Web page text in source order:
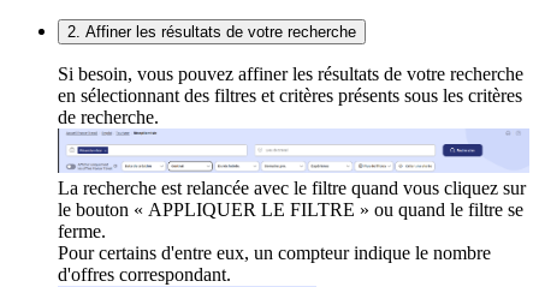
2. Affiner les résultats de votre recherche
Si besoin, vous pouvez affiner les résultats de votre recherche
en sélectionnant des filtres et critères présents sous les critères
de recherche.
La recherche est relancée avec le filtre quand vous cliquez sur
le bouton « APPLIQUER LE FILTRE » ou quand le filtre se
ferme.
Pour certains d'entre eux, un compteur indique le nombre
d'offres correspondant.